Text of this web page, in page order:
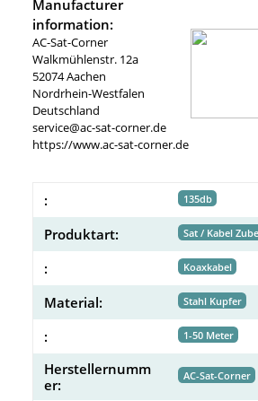
Manufacturer
information:
AC-Sat-Corner
Walkmühlenstr. 12a
52074 Aachen
Nordrhein-Westfalen
Deutschland
service@ac-sat-corner.de
https://www.ac-sat-corner.de
: 135db
Produktart: Sat / Kabel
: Koaxkabel
Material: Stahl Kupfer
: 1-50 Meter
Herstellernumm
er:
AC-Sat-Corner